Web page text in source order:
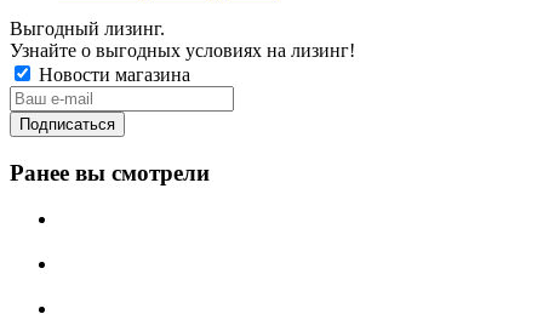
Выгодный лизинг.
Узнайте о выгодных условиях на лизинг!
Новости магазина
Ранее вы смотрели